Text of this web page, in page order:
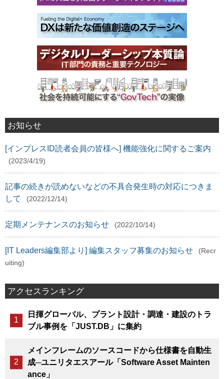
お知らせ
[インプレスID読者会員の皆様へ] 機能強化に関するご案内
(2023/4/19)
記事の続きが読めないなどの不具合発生時の対応につきま
して
(2022/12/14)
定期メンテナンスのお知らせ (2022/10/14)
[IT Leaders編集部より] 編集スタッフ募集のお知らせ
(Recr
uiting)
アクセスランキング
日揮グローバル、プラント設計・調達・建設のトラ
ブル事例を「JUST.DB」に集約
メインフレームのソースコードから仕様書を自動生
成─ユニリタエスアール「Software Asset Mainten
ance」